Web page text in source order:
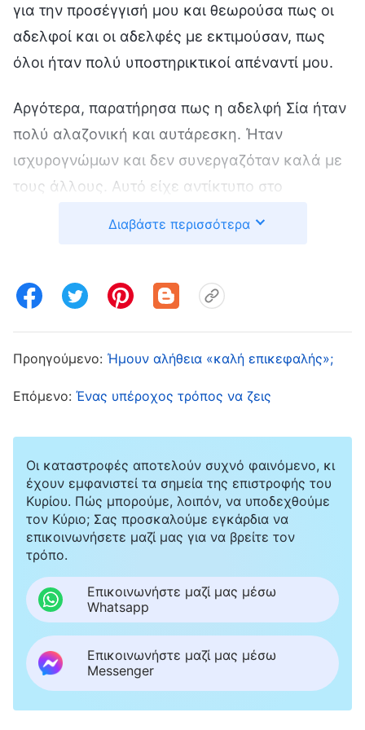
για την προσέγγισή μου και θεωρούσα πως οι
αδελφοί και οι αδελφές με εκτιμούσαν, πως
όλοι ήταν πολύ υποστηρικτικοί απέναντί μου.
Αργότερα, παρατήρησα πως η αδελφή Σία ήταν
πολύ αλαζονική και αυτάρεσκη. Ήταν
ισχυρογνώμων και δεν συνεργαζόταν καλά με
τους άλλους. Αυτό είχε αντίκτυπο στο
αδελφή Σια ήταν πολύ αλαζονική και δεν
αργότερα είχε αντίκτυπο στο καθήκον της.
αναρωτήθηκα: Αν της το επισήμαινα, και δεν το
αποδεχόταν, αλλά κατέβαζε τα μούτρα, τότε τι
έτσι ανησυχούσα πως αν την πρόσβαλλα, θα
χαλούσε η καλή εικόνα που είχε για μένα. Αν
άλλαζε η εντύπωση που είχε για μένα, αυτό θα
μπορούσε να επηρεάσει τις πιθανότητές μου να
γίνω επικεφαλής. Αφού το σκέφτηκα, τελικά
δεν ανέφερα στην αδελφή Σία τη διαφθορά και
που δεν έχεις καλά αποτελέσματα στο
καθήκον σου και αντιμετωπίζεις δυσκολίες,
όμως πρέπει να κάνεις αυτοκριτική και να
Διαβάστε περισσότερα
Προηγούμενο: Ήμουν αλήθεια «καλή επικεφαλής»;
Επόμενο: Ένας υπέροχος τρόπος να ζεις
Οι καταστροφές αποτελούν συχνό φαινόμενο, κι
έχουν εμφανιστεί τα σημεία της επιστροφής του
Κυρίου. Πώς μπορούμε, λοιπόν, να υποδεχθούμε
τον Κύριο; Σας προσκαλούμε εγκάρδια να
επικοινωνήσετε μαζί μας για να βρείτε τον
τρόπο.
Επικοινωνήστε μαζί μας μέσω
Whatsapp
Επικοινωνήστε μαζί μας μέσω
Messenger